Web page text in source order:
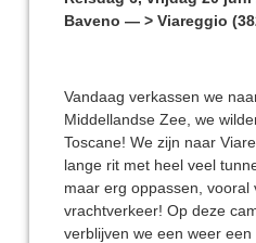
Baveno — > Viareggio
Vandaag verkassen we
Middellandse Zee, we
Toscane! We zijn naar
lange rit met heel veel
maar erg oppassen, vooral
vrachtverkeer! Op deze
verblijven we een weer een